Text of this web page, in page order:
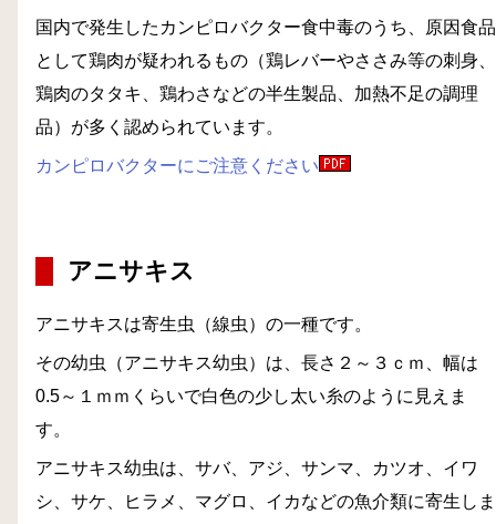
国内で発生したカンピロバクター食中毒のうち、原因食品
として鶏肉が疑われるもの（鶏レバーやささみ等の刺身、
鶏肉のタタキ、鶏わさなどの半生製品、加熱不足の調理
品）が多く認められています。
カンピロバクターにご注意ください
アニサキス
アニサキスは寄生虫（線虫）の一種です。
その幼虫（アニサキス幼虫）は、長さ２～３ｃｍ、幅は
0.5～１ｍｍくらいで白色の少し太い糸のように見えま
す。
アニサキス幼虫は、サバ、アジ、サンマ、カツオ、イワ
シ、サケ、ヒラメ、マグロ、イカなどの魚介類に寄生しま